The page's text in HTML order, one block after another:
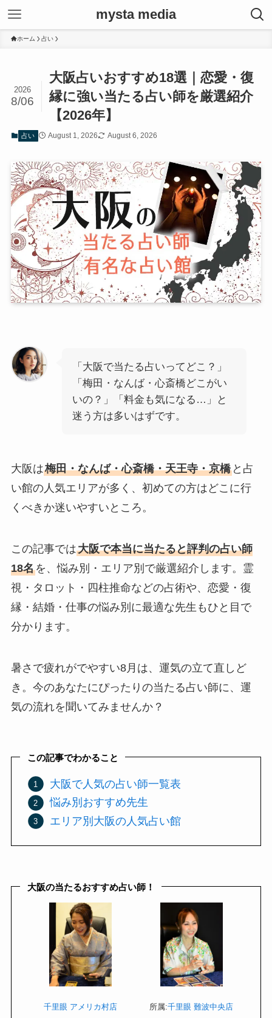
mysta media
ホーム 占い
大阪占いおすすめ18選｜恋愛・復
縁に強い当たる占い師を厳選紹介
【2026年】
2026
8/06
占い August 1, 2026 August 6, 2026
「大阪で当たる占いってどこ？」
「梅田・なんば・心斎橋どこがい
いの？」「料金も気になる…」と
迷う方は多いはずです。
大阪は梅田・なんば・心斎橋・天王寺・京橋と占
い館の人気エリアが多く、初めての方はどこに行
くべきか迷いやすいところ。
この記事では大阪で本当に当たると評判の占い師
18名を、悩み別・エリア別で厳選紹介します。霊
視・タロット・四柱推命などの占術や、恋愛・復
縁・結婚・仕事の悩み別に最適な先生もひと目で
分かります。
暑さで疲れがでやすい8月は、運気の立て直しど
き。今のあなたにぴったりの当たる占い師に、運
気の流れを聞いてみませんか？
この記事でわかること
大阪で人気の占い師一覧表
悩み別おすすめ先生
エリア別大阪の人気占い館
大阪の当たるおすすめ占い師！
千里眼 アメリカ村店
所属:千里眼 難波中央店